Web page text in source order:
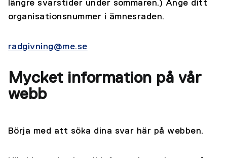
längre svarstider under sommaren.) Ange ditt
organisationsnummer i ämnesraden.
radgivning@me.se
Mycket information på vår
webb
Börja med att söka dina svar här på webben.